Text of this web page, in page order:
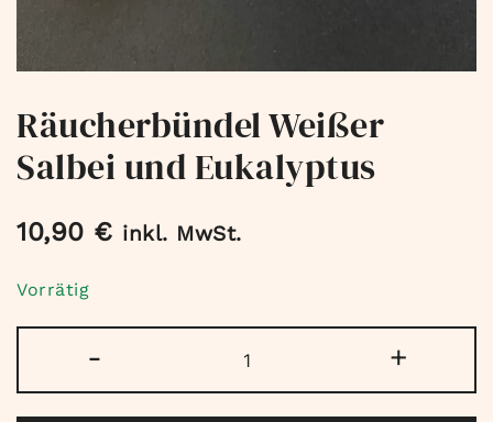
Räucherbündel Weißer
Salbei und Eukalyptus
10,90 € inkl. MwSt.
Vorrätig
-
Weißer
Salbei
+